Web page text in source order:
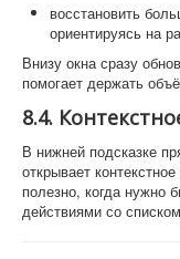
восстановить
ориентируясь на
Внизу окна сразу
помогает держать
8.4.
В нижней подсказке
открывает
полезно, когда нужно
действиями со